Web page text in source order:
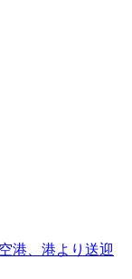
港、港より送迎